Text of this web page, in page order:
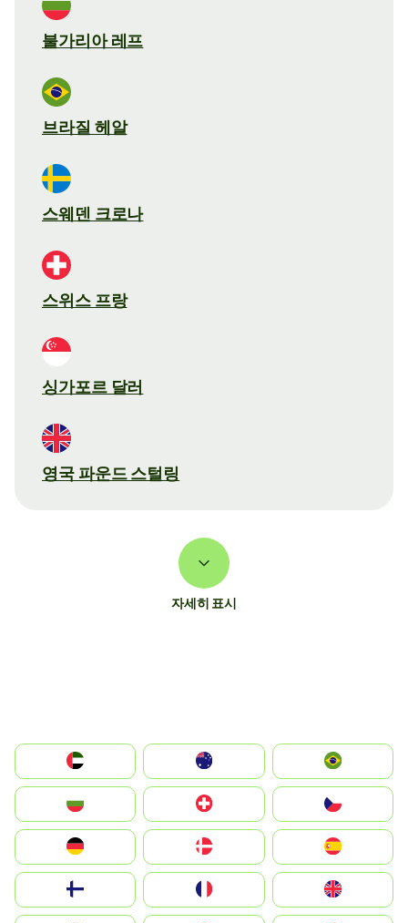
불가리아 레프
브라질 헤알
스웨덴 크로나
스위스 프랑
싱가포르 달러
영국 파운드 스털링
자세히 표시
الإمارات العربية المتحدة
Switzerland
Deutschland
United Kingdom